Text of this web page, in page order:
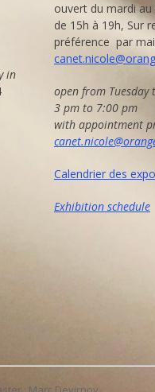
in
ouvert du mardi au
de 15h à 19h, Sur
préférence par
open from Tuesday
3 pm to 7:00 pm
with appointment
Calendrier des
Exhibition schedule